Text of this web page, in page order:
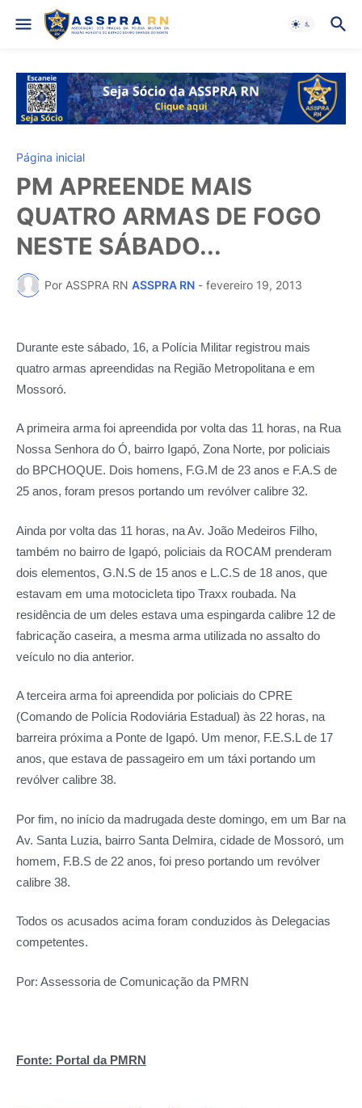
Página inicial
PM APREENDE MAIS
QUATRO ARMAS DE FOGO
NESTE SÁBADO...
Por ASSPRA RN ASSPRA RN - fevereiro 19, 2013
Durante este sábado, 16, a Polícia Militar registrou mais
quatro armas apreendidas na Região Metropolitana e em
Mossoró.
A primeira arma foi apreendida por volta das 11 horas, na Rua
Nossa Senhora do Ó, bairro Igapó, Zona Norte, por policiais
do BPCHOQUE. Dois homens, F.G.M de 23 anos e F.A.S de
25 anos, foram presos portando um revólver calibre 32.
Ainda por volta das 11 horas, na Av. João Medeiros Filho,
também no bairro de Igapó, policiais da ROCAM prenderam
dois elementos, G.N.S de 15 anos e L.C.S de 18 anos, que
estavam em uma motocicleta tipo Traxx roubada. Na
residência de um deles estava uma espingarda calibre 12 de
fabricação caseira, a mesma arma utilizada no assalto do
veículo no dia anterior.
A terceira arma foi apreendida por policiais do CPRE
(Comando de Polícia Rodoviária Estadual) às 22 horas, na
barreira próxima a Ponte de Igapó. Um menor, F.E.S.L de 17
anos, que estava de passageiro em um táxi portando um
revólver calibre 38.
Por fim, no início da madrugada deste domingo, em um Bar na
Av. Santa Luzia, bairro Santa Delmira, cidade de Mossoró, um
homem, F.B.S de 22 anos, foi preso portando um revólver
calibre 38.
Todos os acusados acima foram conduzidos às Delegacias
competentes.
Por: Assessoria de Comunicação da PMRN
Fonte: Portal da PMRN